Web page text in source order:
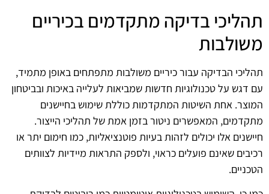
תהליכי בדיקה מתקדמים בכיריים
משולבות
תהליכי הבדיקה עבור כיריים משולבות מתפתחים באופן מתמיד,
עם דגש על טכנולוגיות חדשות שמביאות לעלייה באיכות ובביטחון
המוצר. אחת השיטות המתקדמות כוללת שימוש בחיישנים
מתקדמים, המאפשרים ניטור בזמן אמת של תהליכי הייצור.
חיישנים אלו יכולים לזהות בעיות פוטנציאליות, כמו חימום יתר או
רכיבים שאינם פועלים כראוי, ולספק התראות מיידיות לצוותים
הטכניים.